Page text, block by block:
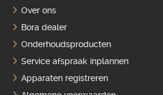
Over ons
Bora dealer
Onderhoudsproducten
Service afspraak inplannen
Apparaten registreren